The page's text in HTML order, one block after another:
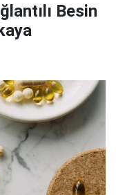
Besin